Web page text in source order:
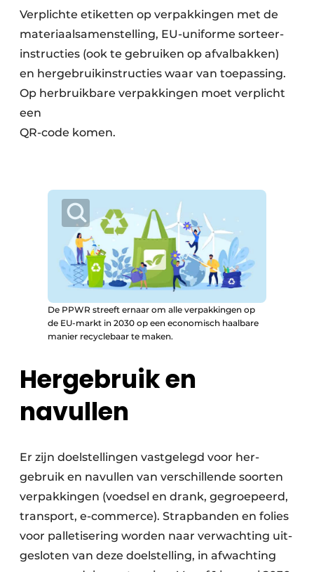
Verplichte etiketten op verpakkingen met de
materiaal­samenstelling, EU-uniforme sorteer­
instruc­ties (ook te gebruiken op afvalbakken)
en hergebruikinstructies waar van toepassing.
Op herbruikbare verpakkingen moet verplicht
een
QR-code komen.
De PPWR streeft ernaar om alle verpakkingen op
de EU-markt in 2030 op een economisch haalbare
manier recyclebaar te maken.
Hergebruik en
navullen
Er zijn doelstellingen vastgelegd voor her­
gebruik en navullen van verschillende soorten
ver­pakkingen (voedsel en drank, gegroepeerd,
transport, e-commerce). Strapbanden en folies
voor palletisering worden naar verwachting uit­
gesloten van deze doelstelling, in afwachting